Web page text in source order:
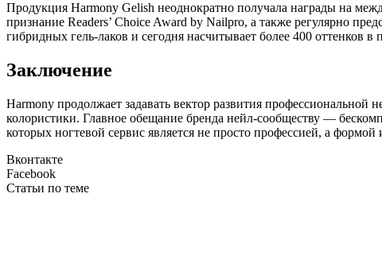
Продукция Harmony Gelish неоднократно получала награды на
признание Readers’ Choice Award by Nailpro, а также регулярно
гибридных гель-лаков и сегодня насчитывает более 400
Заключение
Harmony продолжает задавать вектор развития профессиональной
колористики. Главное обещание бренда нейл-сообществу —
которых ногтевой сервис является не просто профессией, а формой
Вконтакте
Facebook
Статьи по теме